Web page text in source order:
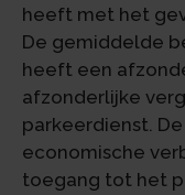
heeft met het
De gemiddelde
heeft een
afzonderlijke
parkeerdienst.
economische
toegang tot het